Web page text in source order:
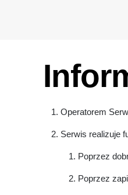
Operatorem
Serwis realizuje
Poprzez
Poprzez